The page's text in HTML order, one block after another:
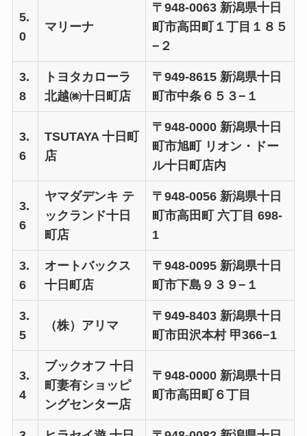
5.
0
マリーナ
〒948-0063 新潟県十日
町市高田町１丁目１８５
−２
3.
8
トヨタカローラ
北越㈱十日町店
〒949-8615 新潟県十日
町市中条６５３−１
3.
6
TSUTAYA 十日町
店
〒948-0000 新潟県十日
町市旭町 リオン・ドー
ル十日町店内
3.
6
ヤマダデンキ テ
ックランド十日
町店
〒948-0056 新潟県十日
町市高田町 六丁目 698-
1
3.
6
オートバックス
十日町店
〒948-0095 新潟県十日
町市下島９３９−１
3.
5
（株）アリマ
〒949-8403 新潟県十日
町市田沢本村 甲366−1
3.
4
ブックオフ 十日
町妻有ショッピ
ングセンター店
〒948-0000 新潟県十日
町市高田町６丁目